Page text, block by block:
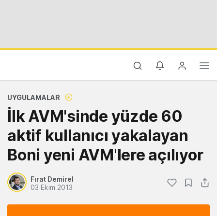
UYGULAMALAR
İlk AVM'sinde yüzde 60
aktif kullanıcı yakalayan
Boni yeni AVM'lere açılıyor
Fırat Demirel
03 Ekim 2013